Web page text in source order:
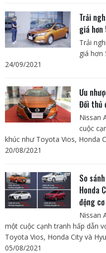
Trải
giá hơn
Trải
giá hơn
24/09/2021
Ưu
Đối thủ
Nissan
cuộc
khúc như Toyota Vios, Honda
20/08/2021
So
Honda
động
Nissan
một cuộc cạnh tranh hấp dẫn
Toyota Vios, Honda City và
05/08/2021